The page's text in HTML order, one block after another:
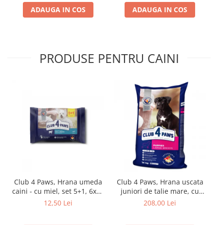
ADAUGA IN COS ADAUGA IN COS
PRODUSE PENTRU CAINI
Club 4 Paws, Hrana umeda
caini - cu miel, set 5+1, 6x80
g
12,50 Lei
Club 4 Paws, Hrana uscata
juniori de talie mare, cu
pui, 14kg
208,00 Lei